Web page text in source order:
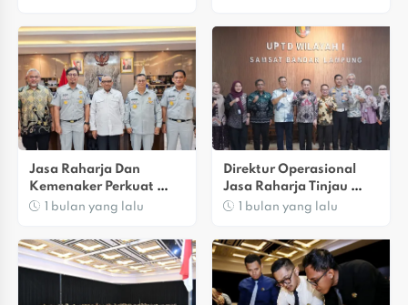
Narkoba
Jasa Raharja Dan
Kemenaker Perkuat
Sinergi Keselamatan
Pekerja
1 bulan yang lalu
Direktur Operasional
Jasa Raharja Tinjau
Samsat Rajabasa,
Pelayanan Dan
Pendapatan Daerah
1 bulan yang lalu